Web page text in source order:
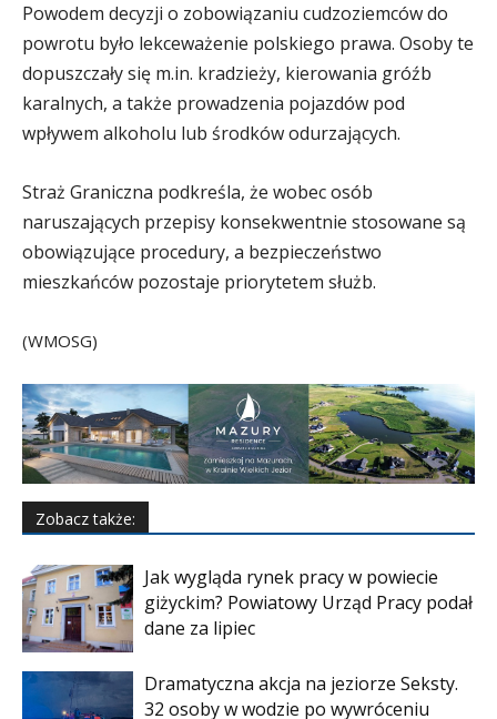
Powodem decyzji o zobowiązaniu cudzoziemców do
powrotu było lekceważenie polskiego prawa. Osoby te
dopuszczały się m.in. kradzieży, kierowania gróźb
karalnych, a także prowadzenia pojazdów pod
wpływem alkoholu lub środków odurzających.
Straż Graniczna podkreśla, że wobec osób
naruszających przepisy konsekwentnie stosowane są
obowiązujące procedury, a bezpieczeństwo
mieszkańców pozostaje priorytetem służb.
(WMOSG)
Zobacz także:
Jak wygląda rynek pracy w powiecie
giżyckim? Powiatowy Urząd Pracy podał
dane za lipiec
Dramatyczna akcja na jeziorze Seksty.
32 osoby w wodzie po wywróceniu